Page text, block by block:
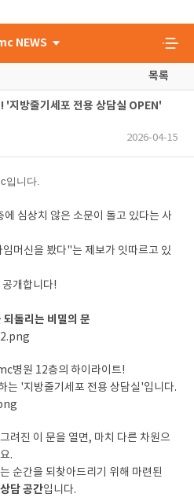
NEWS
목록
지방줄기세포 전용 상담실 OPEN'
2026-04-15
입니다.
심상치 않은 소문이 돌고 있다는 사
머신을 봤다"는 제보가 잇따르고 있
개합니다!
돌리는 비밀의 문
병원 12층의 하이라이트!
는 '지방줄기세포 전용 상담실'입니다.
려진 이 문을 열면, 마치 다른 차원으
.
순간을 되찾아드리기 위해 마련된
담 공간입니다.